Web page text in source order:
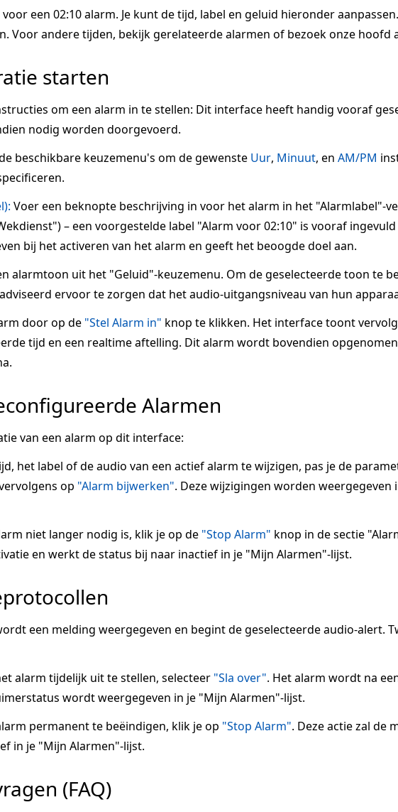
een 02:10 alarm. Je kunt de tijd, label en geluid hieronder
Voor andere tijden, bekijk gerelateerde alarmen of bezoek onze hoofd
starten
om een alarm in te stellen: Dit interface heeft handig vooraf
nodig worden doorgevoerd.
beschikbare keuzemenu's om de gewenste Uur, Minuut, en AM/PM
Voer een beknopte beschrijving in voor het alarm in het "Alarmlabel"-
– een voorgestelde label "Alarm voor 02:10" is vooraf
bij het activeren van het alarm en geeft het beoogde doel aan.
alarmtoon uit het "Geluid"-keuzemenu. Om de geselecteerde toon te
ervoor te zorgen dat het audio-uitgangsniveau van hun
door op de "Stel Alarm in" knop te klikken. Het interface toont
tijd en een realtime aftelling. Dit alarm wordt bovendien
Alarmen
van een alarm op dit interface:
het label of de audio van een actief alarm te wijzigen, pas je de
op "Alarm bijwerken". Deze wijzigingen worden
niet langer nodig is, klik je op de "Stop Alarm" knop in de sectie
en werkt de status bij naar inactief in je "Mijn Alarmen"-lijst.
een melding weergegeven en begint de geselecteerde audio-alert.
alarm tijdelijk uit te stellen, selecteer "Sla over". Het alarm wordt na
wordt weergegeven in je "Mijn Alarmen"-lijst.
permanent te beëindigen, klik je op "Stop Alarm". Deze actie zal de
in je "Mijn Alarmen"-lijst.
(FAQ)